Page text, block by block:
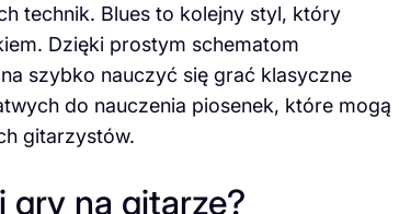
technik. Blues to kolejny styl, który
Dzięki prostym schematom
szybko nauczyć się grać klasyczne
do nauczenia piosenek, które mogą
gitarzystów.
gry na gitarze?